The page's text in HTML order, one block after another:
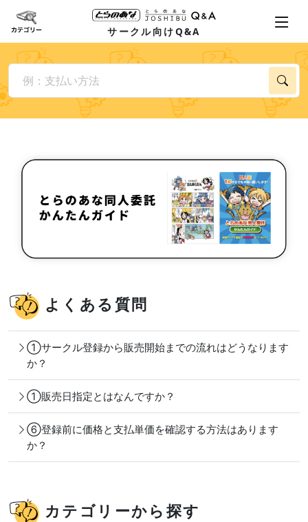
サークル向けQ&A
よくある質問
①サークル登録から販売開始までの流れはどうなります
か？
①販売日指定とはなんですか？
⑥登録前に価格と支払単価を確認する方法はあります
か？
カテゴリーから探す